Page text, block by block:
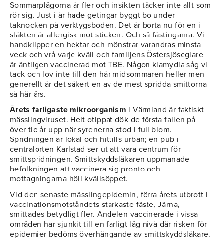
Sommarplågorna är fler och insikten täcker inte allt som
rör sig. Just i år hade getingar byggt bo under
taknocken på verktygsboden. Det är borta nu för en i
släkten är allergisk mot sticken. Och så fästingarna. Vi
handklipper en hektar och mönstrar varandras minsta
veck och vrå varje kväll och familjens Östersjöseglare
är äntligen vaccinerad mot TBE. Någon klamydia såg vi
tack och lov inte till den här midsommaren heller men
generellt är det säkert en av de mest spridda smittorna
så här års.
Årets farligaste mikroorganism i Värmland är faktiskt
mässlingviruset. Helt otippat dök de första fallen på
över tio år upp när syrenerna stod i full blom.
Spridningen är lokal och hittills urban; en pub i
centralorten Karlstad ser ut att vara centrum för
smittspridningen. Smittskyddsläkaren uppmanade
befolkningen att vaccinera sig pronto och
mottagningarna höll kvällsöppet.
Vid den senaste mässlingepidemin, förra årets utbrott i
vaccinationsmotståndets starkaste fäste, Järna,
smittades betydligt fler. Andelen vaccinerade i vissa
områden har sjunkit till en farligt låg nivå där risken för
epidemier bedöms överhängande av smittskyddsläkare.